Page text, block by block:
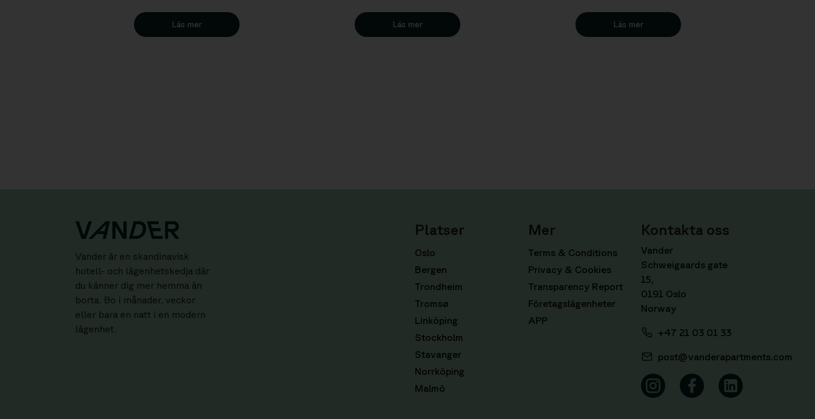
Läs mer Läs mer Läs mer
Vander är en skandinavisk
hotell- och lägenhetskedja där
du känner dig mer hemma än
borta. Bo i månader, veckor
eller bara en natt i en modern
lägenhet.
Platser
Oslo
Bergen
Trondheim
Tromsø
Linköping
Stockholm
Stavanger
Norrköping
Malmö
Mer
Terms & Conditions
Privacy & Cookies
Transparency Report
Företagslägenheter
APP
Kontakta oss
Vander
Schweigaards gate
15,
0191 Oslo
Norway
+47 21 03 01 33
post@vanderapartments.com